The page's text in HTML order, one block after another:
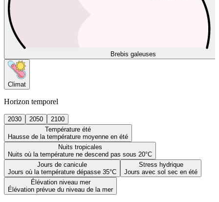
Brebis galeuses
Climat
Horizon temporel
2030 2050
2100
Température été
Hausse de la température moyenne en été
Nuits tropicales
Nuits où la température ne descend pas sous 20°C
Jours de canicule
Jours où la température dépasse 35°C
Stress hydrique
Jours avec sol sec en été
Élévation niveau mer
Élévation prévue du niveau de la mer